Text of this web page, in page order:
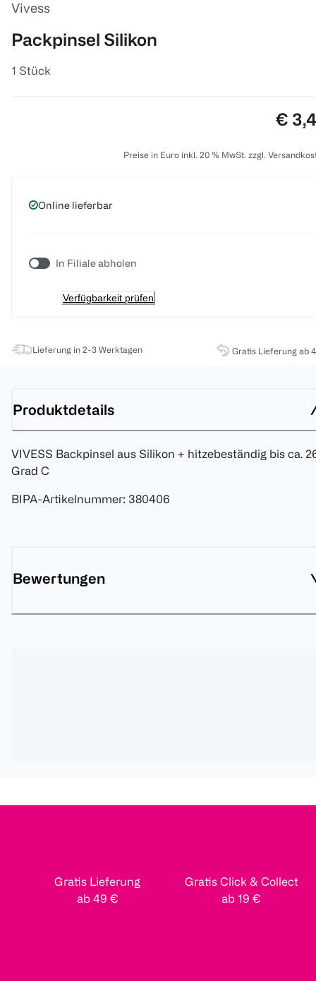
Vivess
Packpinsel Silikon
1 Stück
€
Preise in Euro inkl. 20 % MwSt. zzgl.
Online lieferbar
In Filiale abholen
Verfügbarkeit prüfen
Lieferung in 2-3 Werktagen Gratis Lieferung ab
Produktdetails
VIVESS Backpinsel aus Silikon + hitzebeständig bis ca.
Grad C
BIPA-Artikelnummer: 380406
Bewertungen
Gratis Lieferung
ab 49 €
Gratis Click & Collect
ab 19 €